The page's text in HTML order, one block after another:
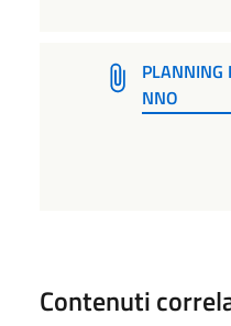
PLANNING
NNO
Contenuti